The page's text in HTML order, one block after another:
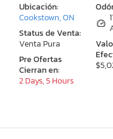
Ubicación:
Cookstown, ON
Status de Venta:
Venta Pura
Pre Ofertas
Cierran en:
2 Days, 5 Hours